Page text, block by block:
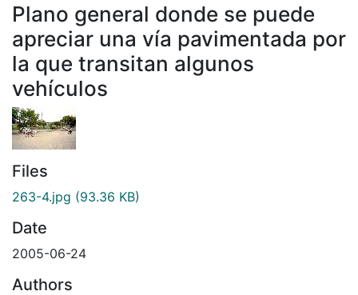
Plano general donde se puede
apreciar una vía pavimentada por
la que transitan algunos
vehículos
Files
263-4.jpg (93.36 KB)
Date
2005-06-24
Authors